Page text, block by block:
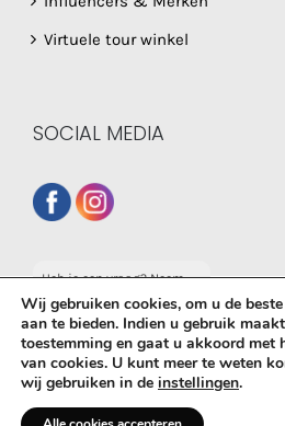
Virtuele tour winkel
SOCIAL MEDIA
© Copyright 2026 De Babyboetiek |
Woocommerce&WooCommerce
Heb je een vraag? Neem
dan gerust contact op
met onze whatsapp
service!
Wij gebruiken cookies, om u de
aan te bieden. Indien u gebruik
toestemming en gaat u akkoord met
van cookies. U kunt meer te weten
wij gebruiken in de instellingen.